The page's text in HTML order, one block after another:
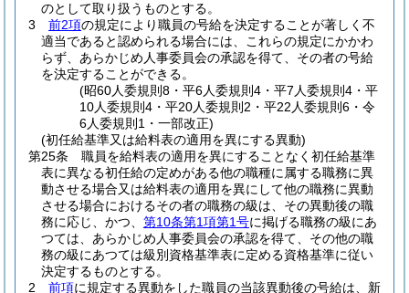
のとして取り扱うものとする。
3
前2項の規定により職員の号給を決定することが著しく不
適当であると認められる場合には、これらの規定にかかわ
らず、あらかじめ人事委員会の承認を得て、その者の号給
を決定することができる。
(昭60人委規則8・平6人委規則4・平7人委規則4・平
10人委規則4・平20人委規則2・平22人委規則6・令
6人委規則1・一部改正)
(初任給基準又は給料表の適用を異にする異動)
第25条
職員を給料表の適用を異にすることなく初任給基準
表に異なる初任給の定めがある他の職種に属する職務に異
動させる場合又は給料表の適用を異にして他の職務に異動
させる場合におけるその者の職務の級は、その異動後の職
務に応じ、かつ、 第10条第1項第1号に掲げる職務の級にあ
つては、あらかじめ人事委員会の承認を得て、その他の職
務の級にあつては級別資格基準表に定める資格基準に従い
決定するものとする。
2
前項に規定する異動をした職員の当該異動後の号給は、新